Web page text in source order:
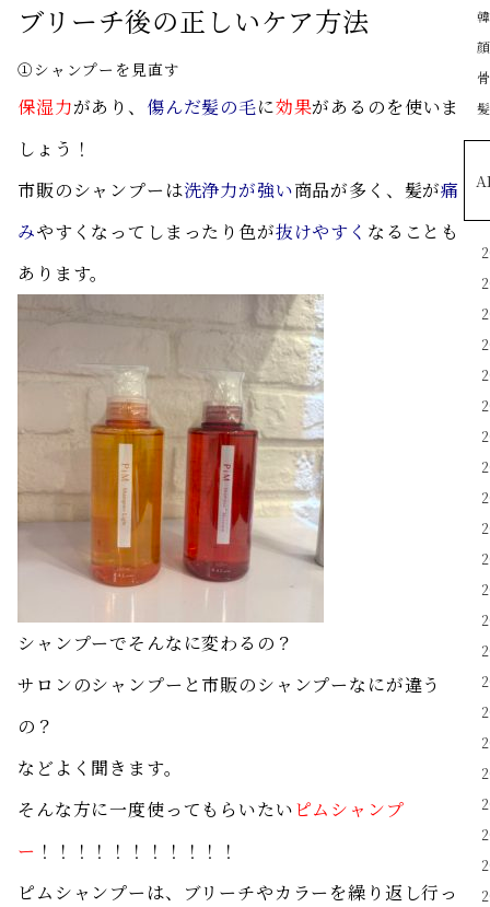
ブリーチ後の正しいケア方法
①シャンプーを見直す
保湿力があり、 傷んだ髪の毛に効果があるのを使いま
しょう！
市販のシャンプーは洗浄力が強い商品が多く、髪が痛
みやすくなってしまったり色が抜けやすく なることも
あります。
シャンプーでそんなに変わるの？
サロンのシャンプーと市販のシャンプーなにが違う
の？
などよく聞きます。
そんな方に一度使ってもらいたいピムシャンプ
ー ！！！！！！！！！！！
ピムシャンプーは、ブリーチやカラーを繰り返し行っ